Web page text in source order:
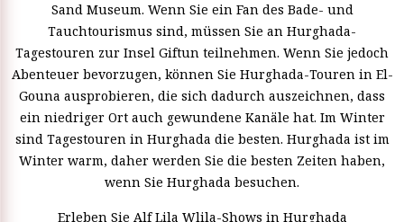
Sand Museum. Wenn Sie ein Fan des Bade- und
Tauchtourismus sind, müssen Sie an Hurghada-
Tagestouren zur Insel Giftun teilnehmen. Wenn Sie jedoch
Abenteuer bevorzugen, können Sie Hurghada-Touren in El-
Gouna ausprobieren, die sich dadurch auszeichnen, dass
ein niedriger Ort auch gewundene Kanäle hat. Im Winter
sind Tagestouren in Hurghada die besten. Hurghada ist im
Winter warm, daher werden Sie die besten Zeiten haben,
wenn Sie Hurghada besuchen.
Erleben Sie Alf Lila Wlila-Shows in Hurghada